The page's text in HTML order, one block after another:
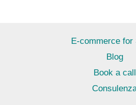
E-commerce for
Blog
Book a call